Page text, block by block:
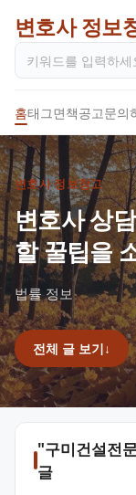
변호사 정보
홈태그면책공고문의
변호사 정보창고
변호사 상
할 꿀팁을
법률 정보
전체 글 보기↓
"구미건설전
글